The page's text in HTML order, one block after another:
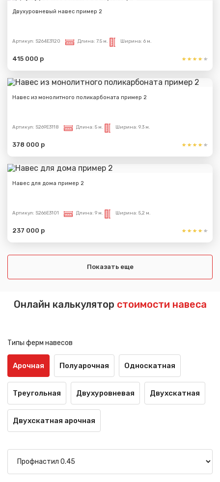
Двухуровневый навес пример 2
Артикул: S264E3120 Длина: 7.5 м. Ширина: 6 м.
415 000 р
Навес из монолитного поликарбоната пример 2
Артикул: S269E3118 Длина: 5 м. Ширина: 9.3 м.
378 000 р
Навес для дома пример 2
Артикул: S266E3101 Длина: 9 м. Ширина: 5,2 м.
237 000 р
Показать еще
Онлайн калькулятор стоимости навеса
Типы ферм навесов
Арочная Полуарочная Односкатная
Треугольная Двухуровневая Двухскатная
Двухскатная арочная